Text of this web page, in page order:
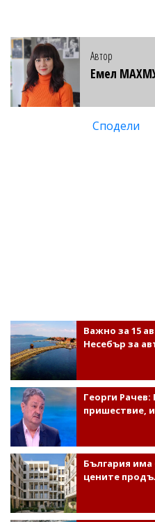
Автор
Емел
Сподели
Важно за 15
Несебър за
Георги
пришествие,
България има
цените